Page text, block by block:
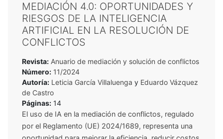
MEDIACIÓN 4.0: OPORTUNIDADES Y
RIESGOS DE LA INTELIGENCIA
ARTIFICIAL EN LA RESOLUCIÓN DE
CONFLICTOS
Revista: Anuario de mediación y solución de conflictos
Número: 11/2024
Autoría: Leticia García Villaluenga y Eduardo Vázquez
de Castro
Páginas: 14
El uso de IA en la mediación de conflictos, regulado
por el Reglamento (UE) 2024/1689, representa una